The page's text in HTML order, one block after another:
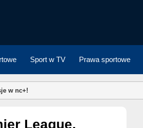
Sport w TV Prawa sportowe
w nc+!